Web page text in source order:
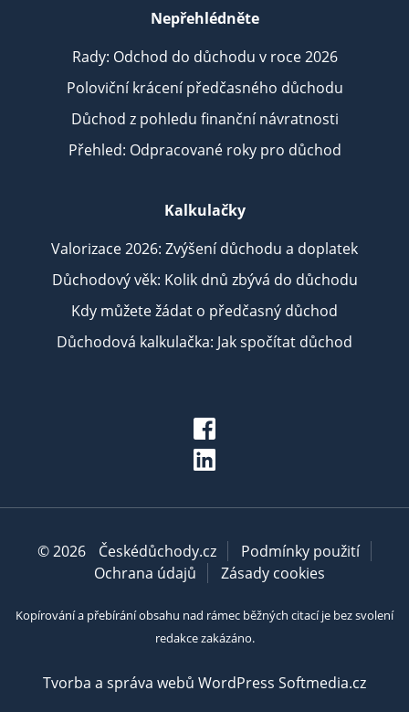
Nepřehlédněte
Rady: Odchod do důchodu v roce 2026
Poloviční krácení předčasného důchodu
Důchod z pohledu finanční návratnosti
Přehled: Odpracované roky pro důchod
Kalkulačky
Valorizace 2026: Zvýšení důchodu a doplatek
Důchodový věk: Kolik dnů zbývá do důchodu
Kdy můžete žádat o předčasný důchod
Důchodová kalkulačka: Jak spočítat důchod
© 2026 Českédůchody.cz
Podmínky použití
Ochrana údajů
Zásady cookies
Kopírování a přebírání obsahu nad rámec běžných citací je bez svolení
redakce zakázáno.
Tvorba a správa webů WordPress Softmedia.cz